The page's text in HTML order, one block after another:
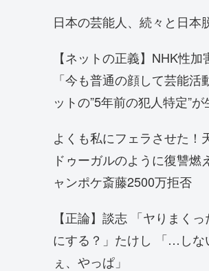
日本の芸能人、続々と日本
【ネットの正義】NHK性
「今も普通の顔して芸能活
ットの”5年前の犯人特定”
よくも私にフェラさせた！
ドゥーガルのように復讐燃
ャンポケ斎藤2500万拒否
【正論】談志 「ヤりまく
にする？」たけし 「…しな
ぇ、やっぱ」